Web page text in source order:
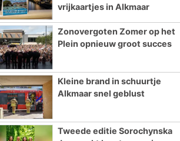
vrijkaartjes in Alkmaar
Zonovergoten Zomer op het
Plein opnieuw groot succes
Kleine brand in schuurtje
Alkmaar snel geblust
Tweede editie Sorochynska